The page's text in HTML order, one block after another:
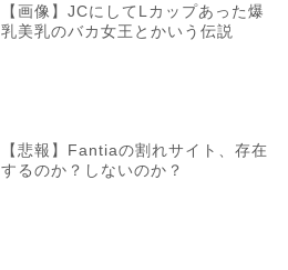
【画像】JCにしてLカップあった爆
乳美乳のバカ女王とかいう伝説
【悲報】Fantiaの割れサイト、存在
するのか？しないのか？